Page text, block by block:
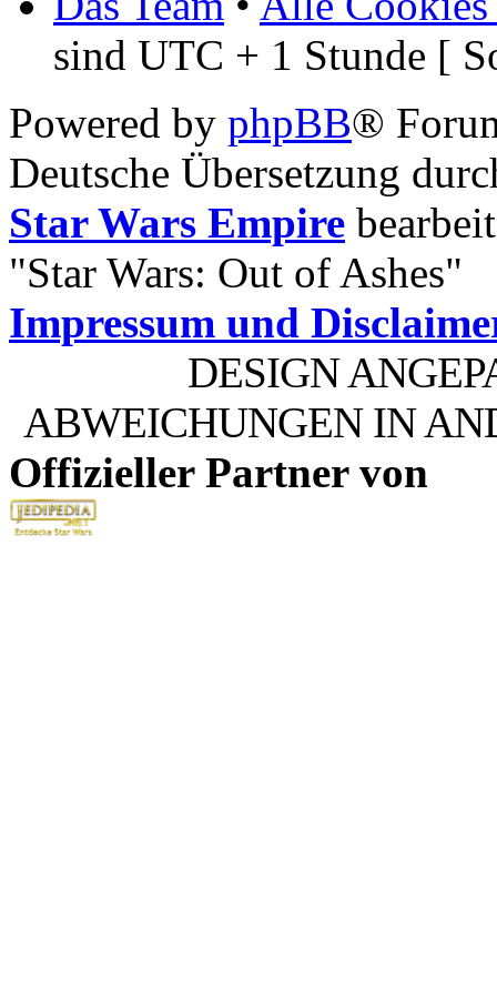
sind UTC + 1 Stunde [
Powered by phpBB®
Deutsche Übersetzung
Star Wars Empire
"Star Wars: Out of Ashes"
Impressum und
DESIGN
ABWEICHUNGEN IN
Offizieller Partner von